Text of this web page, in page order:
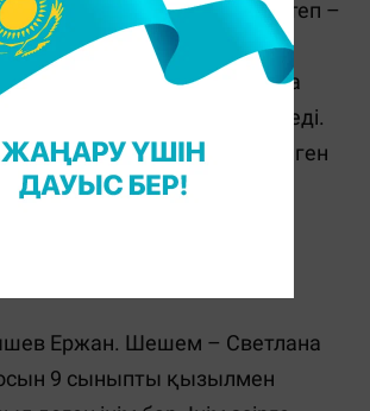
бұған дейін оқыған мектеп –
Қарасай ауданы, Шалқар
квота алғым келсе, басқа
ақ алуға мүмкіндік бар еді.
немесе қаладан бітіру деген
жалпы отбасың туралы
Ержан. Шешем – Светлана
9 сыныпты қызылмен